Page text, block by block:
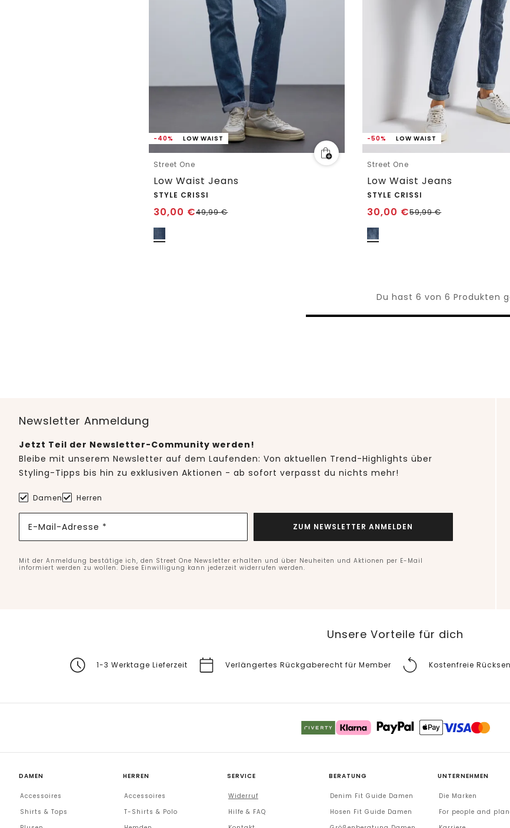
-40% LOW WAIST
Street One
Low Waist Jeans
STYLE CRISSI
30,00 €49,99€
-50% LOW WAIST
Street One
Low Waist Jeans
STYLE CRISSI
30,00 €59,99€
Du hast 6 von 6 Produkten
Newsletter Anmeldung
Jetzt Teil der Newsletter-Community werden!
Bleibe mit unserem Newsletter auf dem Laufenden: Von aktuellen Trend-Highlights über
Styling-Tipps bis hin zu exklusiven Aktionen - ab sofort verpasst du nichts mehr!
Damen Herren
E-Mail-Adresse * ZUM NEWSLETTER ANMELDEN
Mit der Anmeldung bestätige ich, den Street One Newsletter erhalten und über Neuheiten und Aktionen per E-Mail
informiert werden zu wollen. Diese Einwilligung kann jederzeit widerrufen werden.
Unsere Vorteile für dich
1-3 Werktage Lieferzeit Verlängertes Rückgaberecht für Member Kostenfreie
DAMEN
Accessoires
Shirts & Tops
HERREN
Accessoires
T-Shirts & Polo
SERVICE
Widerruf
Hilfe & FAQ
BERATUNG
Denim Fit Guide Damen
Hosen Fit Guide Damen
UNTERNEHMEN
Die Marken
For people and